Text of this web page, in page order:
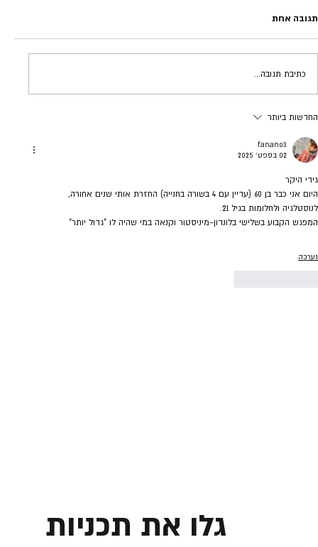
גלו את תכניות
טבילת אש | גידי פרדר
תגובה אחת
כתיבת תגובה...
החדשות ביותר
fanano3
02 בספט׳ 2025
גידי היקר
היום אני כבר בן 60 (עדיין עם 4 בשורה בחנייה) החזרת אותי שנים אחורה,
לנוסטלגיה ולחלומות בגיל 21.
המפגש הקבוע בשלישי בלונדון-מיניסטור וקנאה במי שהיה לו "גדול יותר"
נערכה